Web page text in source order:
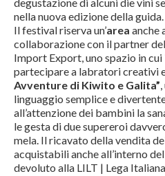
nella nuova edizione della guida.
Il festival riserva un’area anche
collaborazione con il partner
Import Export, uno spazio in
partecipare a labratori creativi
Avventure di Kiwito e Galita”
linguaggio semplice e
all’attenzione dei bambini la
le gesta di due supereroi
mela. Il ricavato della vendita
acquistabili anche all’interno
devoluto alla LILT | Lega